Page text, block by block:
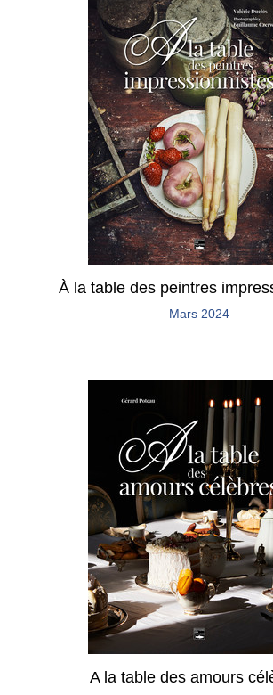
À la table des peintres
Mars 2024
A la table des amours